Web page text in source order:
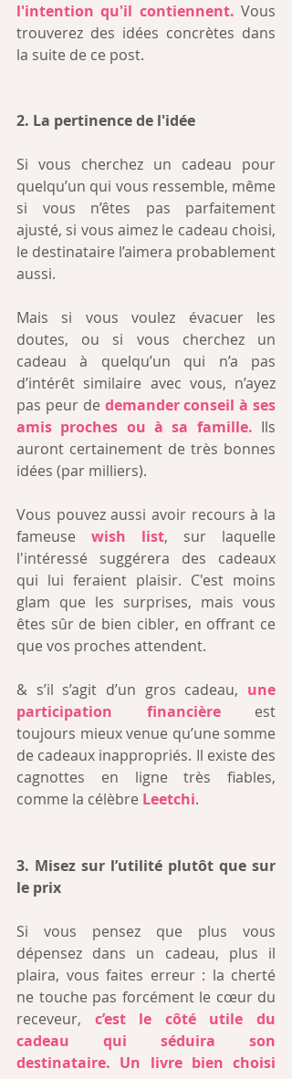
l'intention qu'il contiennent. Vous
trouverez des idées concrètes dans
la suite de ce post.
2. La pertinence de l'idée
Si vous cherchez un cadeau pour
quelqu’un qui vous ressemble, même
si vous n’êtes pas parfaitement
ajusté, si vous aimez le cadeau choisi,
le destinataire l’aimera probablement
aussi.
Mais si vous voulez évacuer les
doutes, ou si vous cherchez un
cadeau à quelqu’un qui n’a pas
d’intérêt similaire avec vous, n’ayez
pas peur de demander conseil à ses
amis proches ou à sa famille. Ils
auront certainement de très bonnes
idées (par milliers).
Vous pouvez aussi avoir recours à la
fameuse wish list, sur laquelle
l'intéressé suggérera des cadeaux
qui lui feraient plaisir. C'est moins
glam que les surprises, mais vous
êtes sûr de bien cibler, en offrant ce
que vos proches attendent.
& s’il s’agit d’un gros cadeau, une
participation financière est
toujours mieux venue qu’une somme
de cadeaux inappropriés. Il existe des
cagnottes en ligne très fiables,
comme la célèbre Leetchi.
3. Misez sur l’utilité plutôt que sur
le prix
Si vous pensez que plus vous
dépensez dans un cadeau, plus il
plaira, vous faites erreur : la cherté
ne touche pas forcément le cœur du
receveur, c’est le côté utile du
cadeau qui séduira son
destinataire. Un livre bien choisi